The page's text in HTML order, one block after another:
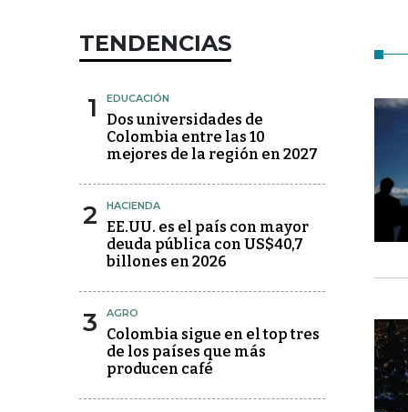
TENDENCIAS
1 EDUCACIÓN
Dos universidades de
Colombia entre las 10
mejores de la región en 2027
2 HACIENDA
EE.UU. es el país con mayor
deuda pública con US$40,7
billones en 2026
3 AGRO
Colombia sigue en el top tres
de los países que más
producen café